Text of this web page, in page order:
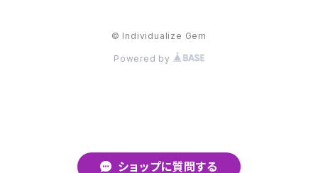
ショップに質問する
© Individualize Gem
Powered by